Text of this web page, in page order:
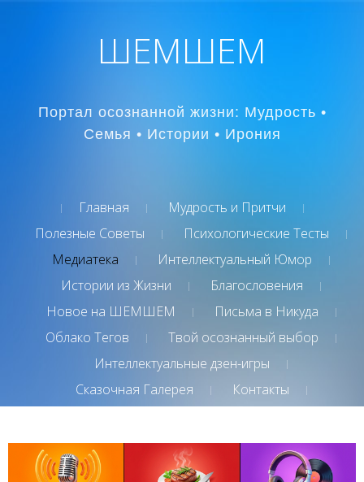
ШЕМШЕМ
Портал осознанной жизни: Мудрость •
Семья • Истории • Ирония
Главная
Мудрость и Притчи
Полезные Советы
Психологические Тесты
Медиатека
Интеллектуальный Юмор
Истории из Жизни
Благословения
Новое на ШЕМШЕМ
Письма в Никуда
Облако Тегов
Твой осознанный выбор
Интеллектуальные дзен-игры
Сказочная Галерея
Контакты